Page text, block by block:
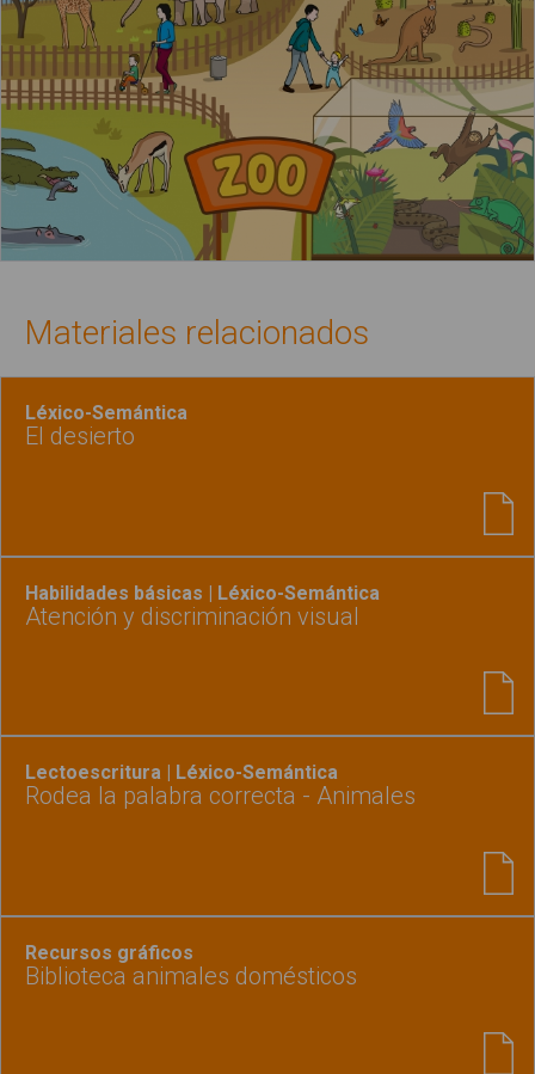
Materiales relacionados
Léxico-Semántica
El desierto
Habilidades básicas | Léxico-Semántica
Atención y discriminación visual
Lectoescritura | Léxico-Semántica
Rodea la palabra correcta - Animales
Recursos gráficos
Biblioteca animales domésticos